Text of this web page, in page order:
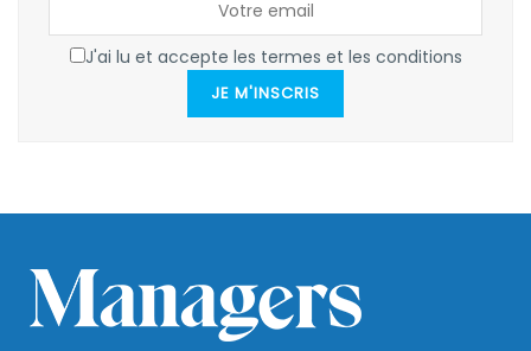
J'ai lu et accepte les termes et les conditions
JE M'INSCRIS